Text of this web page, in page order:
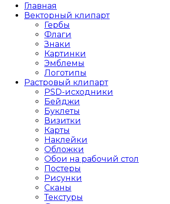
Главная
Векторный клипарт
Гербы
Флаги
Знаки
Картинки
Эмблемы
Логотипы
Растровый клипарт
PSD-исходники
Бейджи
Буклеты
Визитки
Карты
Наклейки
Обложки
Обои на рабочий стол
Постеры
Рисунки
Сканы
Текстуры